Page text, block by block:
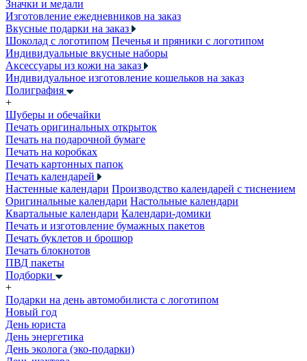
Значки и медали
Изготовление ежедневников на заказ
Вкусные подарки на заказ
Шоколад с логотипом Печенья и пряники с логотипом
Индивидуальные вкусные наборы
Аксессуары из кожи на заказ
Индивидуальное изготовление кошельков на заказ
Полиграфия
+
Шуберы и обечайки
Печать оригинальных открыток
Печать на подарочной бумаге
Печать на коробках
Печать картонных папок
Печать календарей
Настенные календари Производство календарей с тиснением
Оригинальные календари Настольные календари
Квартальные календари Календари-домики
Печать и изготовление бумажных пакетов
Печать буклетов и брошюр
Печать блокнотов
ПВД пакеты
Подборки
+
Подарки на день автомобилиста с логотипом
Новый год
День юриста
День энергетика
День эколога (эко-подарки)